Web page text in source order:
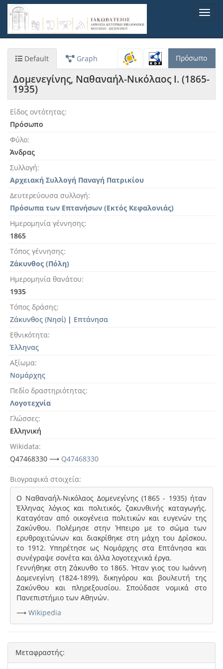
Παράκαμψη
προς
κυρίως
Default Graph Πρόσωπο
Δομενεγίνης, Ναθαναήλ-Νικόλαος Ι. (1865-
1935)
Είδος οντότητας
Πρόσωπο
Φύλο
Άνδρας
Συλλογή
Αρχειακή Συλλογή Παναγή Πατρικίου
Δευτερεύουσα συλλογή
Πρόσωπα των Επτανήσων (Εκτός Κεφαλονιάς)
Ημερομηνία γέννησης
1865
Τόπος γέννησης
Ζάκυνθος (Πόλη)
Ημερομηνία θανάτου
1935
Τόπος δράσης
Ζάκυνθος (Νησί) | Επτάνησα
Εθνικότητα
Έλληνας
Αξίωμα
Νομάρχης
Πεδίο δραστηριότητας
Λογοτεχνία
Γλώσσες
Ελληνική
Wikidata
Q47468330 ⟶ Q47468330
Βιογραφικά στοιχεία
Ο Ναθαναήλ-Νικόλαος Δομενεγίνης (1865 - 1935) ήταν
Έλληνας λόγιος και πολιτικός, ζακυνθινής καταγωγής.
Καταγόταν από οικογένεια πολιτικών και ευγενών της
Ζακύνθου. Πολέμησε στην Ήπειρο με το σώμα των
ερυθροχιτώνων και διακρίθηκε στη μάχη του Δρίσκου,
το 1912. Υπηρέτησε ως Νομάρχης στα Επτάνησα και
συνέγραψε σονέτα και άλλα λογοτεχνικά έργα.
Γεννήθηκε στη Ζάκυνθο το 1865. Ήταν γιος του Ιωάννη
Δομενεγίνη (1824-1899), δικηγόρου και βουλευτή της
Ζακύνθου και πληρεξουσίου. Σπούδασε νομικά στο
Πανεπιστήμιο των Αθηνών.
⟶ Wikipedia
Μεταφραστής: